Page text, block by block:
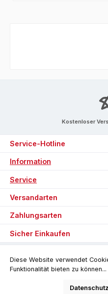
Kostenloser
Service-Hotline
Information
Service
Versandarten
Zahlungsarten
Sicher Einkaufen
Diese Website verwendet
Funktionalität bieten zu können...